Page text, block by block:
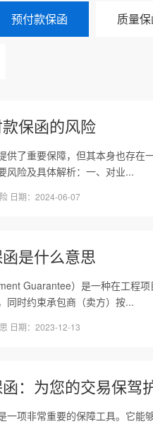
预付款保函 质量
款保函的风险
供了重要保障，但其本身也存
风险及具体解析：一、对业...
日期：2024-06-07
函是什么意思
Guarantee）是一种在工程
同时约束承包商（卖方）按...
日期：2023-12-13
函：为您的交易保驾
一项非常重要的保障工具。它